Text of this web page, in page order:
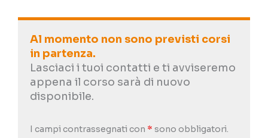
Al momento non sono previsti corsi
in partenza.
Lasciaci i tuoi contatti e ti avviseremo
appena il corso sarà di nuovo
disponibile.
I campi contrassegnati con * sono obbligatori.